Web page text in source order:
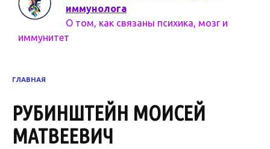
иммунолога
О том, как связаны психика, мозг и
иммунитет
ГЛАВНАЯ
РУБИНШТЕЙН МОИСЕЙ
МАТВЕЕВИЧ